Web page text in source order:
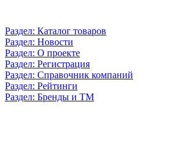
Раздел: Каталог товаров
Раздел: Новости
Раздел: О проекте
Раздел: Регистрация
Раздел: Справочник компаний
Раздел: Рейтинги
Раздел: Бренды и ТМ